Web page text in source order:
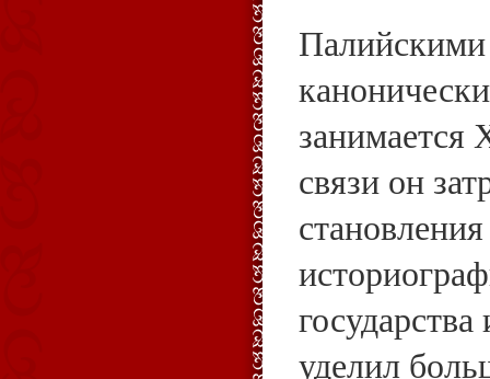
занимается
связи он
уделил